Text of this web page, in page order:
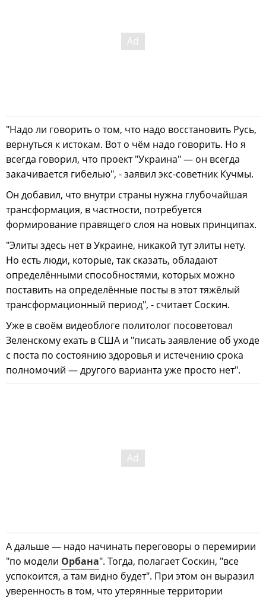
"Надо ли говорить о том, что надо восстановить Русь,
вернуться к истокам. Вот о чём надо говорить. Но я
всегда говорил, что проект "Украина" — он всегда
закачивается гибелью", - заявил экс-советник Кучмы.
Он добавил, что внутри страны нужна глубочайшая
трансформация, в частности, потребуется
формирование правящего слоя на новых принципах.
"Элиты здесь нет в Украине, никакой тут элиты нету.
Но есть люди, которые, так сказать, обладают
определёнными способностями, которых можно
поставить на определённые посты в этот тяжёлый
трансформационный период", - считает Соскин.
Уже в своём видеоблоге политолог посоветовал
Зеленскому ехать в США и "писать заявление об уходе
с поста по состоянию здоровья и истечению срока
полномочий — другого варианта уже просто нет".
А дальше — надо начинать переговоры о перемирии
"по модели Орбана". Тогда, полагает Соскин, "все
успокоится, а там видно будет". При этом он выразил
уверенность в том, что утерянные территории